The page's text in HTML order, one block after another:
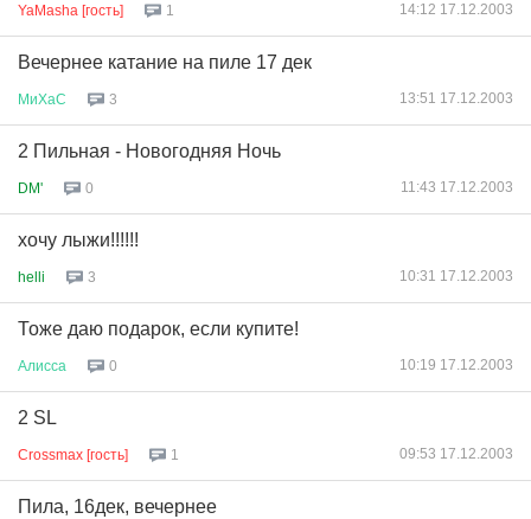
YaMasha [гость] 1 14:12 17.12.2003
Вечернее катание на пиле 17 дек
МиХаС 3 13:51 17.12.2003
2 Пильная - Новогодняя Ночь
DM' 0 11:43 17.12.2003
хочу лыжи!!!!!!
helli 3 10:31 17.12.2003
Тоже даю подарок, если купите!
Алисса 0 10:19 17.12.2003
2 SL
Crossmax [гость] 1 09:53 17.12.2003
Пила, 16дек, вечернее